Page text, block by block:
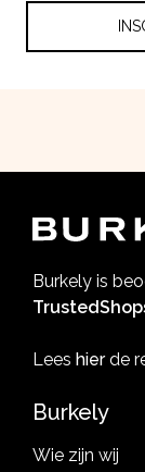
Burkely is
Lees hierde
Burkely
Wie zijn wij